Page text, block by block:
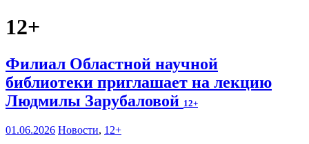
12+
Филиал Областной научной
библиотеки приглашает на лекцию
Людмилы Зарубаловой 12+
01.06.2026 Новости, 12+